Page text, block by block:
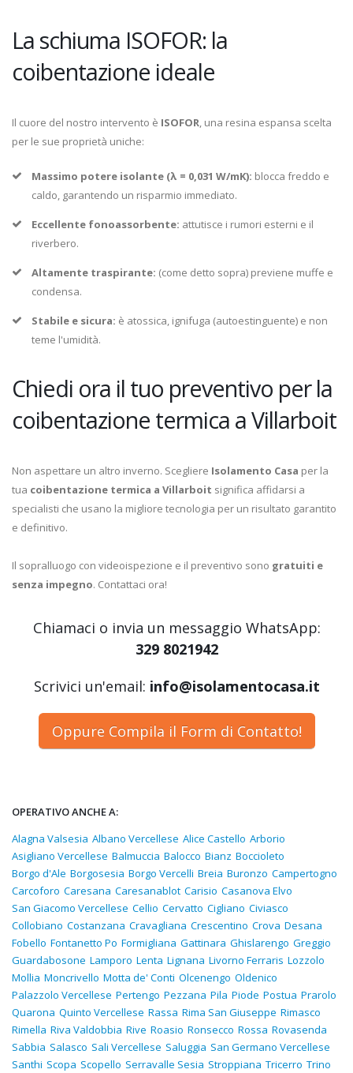
La schiuma ISOFOR: la
coibentazione ideale
Il cuore del nostro intervento è ISOFOR, una resina espansa scelta
per le sue proprietà uniche:
Massimo potere isolante (λ = 0,031 W/mK): blocca freddo e
caldo, garantendo un risparmio immediato.
Eccellente fonoassorbente: attutisce i rumori esterni e il
riverbero.
Altamente traspirante: (come detto sopra) previene muffe e
condensa.
Stabile e sicura: è atossica, ignifuga (autoestinguente) e non
teme l'umidità.
Chiedi ora il tuo preventivo per la
coibentazione termica a Villarboit
Non aspettare un altro inverno. Scegliere Isolamento Casa per la
tua coibentazione termica a Villarboit significa affidarsi a
specialisti che usano la migliore tecnologia per un risultato garantito
e definitivo.
Il sopralluogo con videoispezione e il preventivo sono gratuiti e
senza impegno. Contattaci ora!
Chiamaci o invia un messaggio WhatsApp:
329 8021942
Scrivici un'email: info@isolamentocasa.it
Oppure Compila il Form di Contatto!
OPERATIVO ANCHE A:
Alagna Valsesia Albano Vercellese Alice Castello Arborio
Asigliano Vercellese Balmuccia Balocco Bianz Boccioleto
Borgo d'Ale Borgosesia Borgo Vercelli Breia Buronzo Campertogno
Carcoforo Caresana Caresanablot Carisio Casanova Elvo
San Giacomo Vercellese Cellio Cervatto Cigliano Civiasco
Collobiano Costanzana Cravagliana Crescentino Crova Desana
Fobello Fontanetto Po Formigliana Gattinara Ghislarengo Greggio
Guardabosone Lamporo Lenta Lignana Livorno Ferraris Lozzolo
Mollia Moncrivello Motta de' Conti Olcenengo Oldenico
Palazzolo Vercellese Pertengo Pezzana Pila Piode Postua Prarolo
Quarona Quinto Vercellese Rassa Rima San Giuseppe Rimasco
Rimella Riva Valdobbia Rive Roasio Ronsecco Rossa Rovasenda
Sabbia Salasco Sali Vercellese Saluggia San Germano Vercellese
Santhi Scopa Scopello Serravalle Sesia Stroppiana Tricerro Trino